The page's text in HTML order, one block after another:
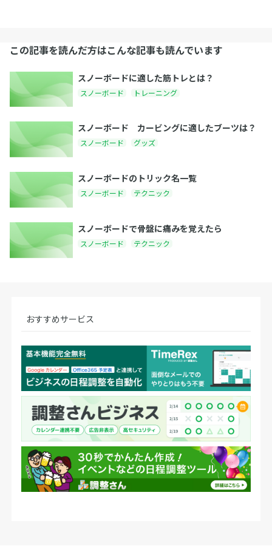
この記事を読んだ方はこんな記事も読んでいます
スノーボードに適した筋トレとは？
スノーボード トレーニング
スノーボード カービングに適したブーツは？
スノーボード グッズ
スノーボードのトリック名一覧
スノーボード テクニック
スノーボードで骨盤に痛みを覚えたら
スノーボード テクニック
おすすめサービス